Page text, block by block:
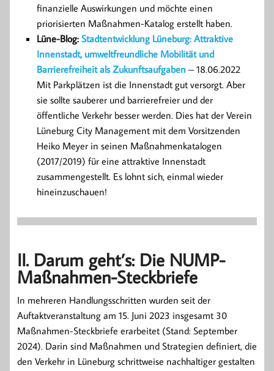
finanzielle Auswirkungen und möchte einen
priorisierten Maßnahmen-Katalog erstellt haben.
Lüne-Blog: Stadtentwicklung Lüneburg: Attraktive
Innenstadt, umweltfreundliche Mobilität und
Barrierefreiheit als Zukunftsaufgaben – 18.06.2022
Mit Parkplätzen ist die Innenstadt gut versorgt. Aber
sie sollte sauberer und barrierefreier und der
öffentliche Verkehr besser werden. Dies hat der Verein
Lüneburg City Management mit dem Vorsitzenden
Heiko Meyer in seinen Maßnahmenkatalogen
(2017/2019) für eine attraktive Innenstadt
zusammengestellt. Es lohnt sich, einmal wieder
hineinzuschauen!
II. Darum geht’s: Die NUMP-
Maßnahmen-Steckbriefe
In mehreren Handlungsschritten wurden seit der
Auftaktveranstaltung am 15. Juni 2023 insgesamt 30
Maßnahmen-Steckbriefe erarbeitet (Stand: September
2024). Darin sind Maßnahmen und Strategien definiert, die
den Verkehr in Lüneburg schrittweise nachhaltiger gestalten